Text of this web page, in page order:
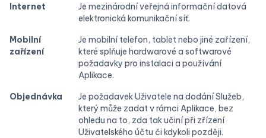
Internet
Je mezinárodní veřejná informační datová
elektronická komunikační síť.
Mobilní
zařízení
Je mobilní telefon, tablet nebo jiné zařízení,
které splňuje hardwarové a softwarové
požadavky pro instalaci a používání
Aplikace.
Objednávka
Je požadavek Uživatele na dodání Služeb,
který může zadat v rámci Aplikace, bez
ohledu na to, zda tak učiní při zřízení
Uživatelského účtu či kdykoli později.